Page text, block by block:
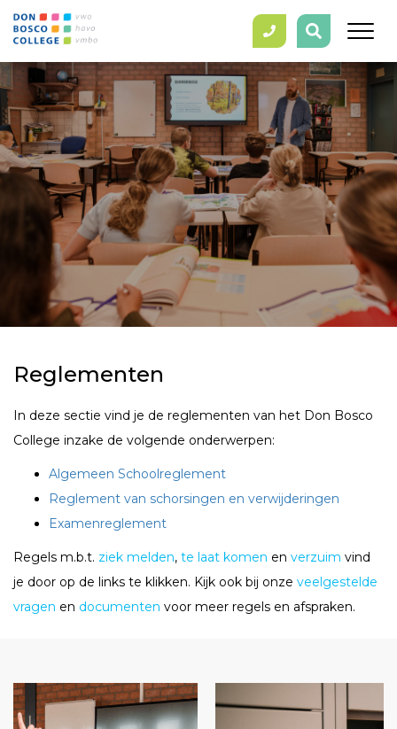
Reglementen
In deze sectie vind je de reglementen van het Don Bosco
College inzake de volgende onderwerpen:
Algemeen Schoolreglement
Reglement van schorsingen en verwijderingen
Examenreglement
Regels m.b.t. ziek melden, te laat komen en verzuim vind
je door op de links te klikken. Kijk ook bij onze veelgestelde
vragen en documenten voor meer regels en afspraken.